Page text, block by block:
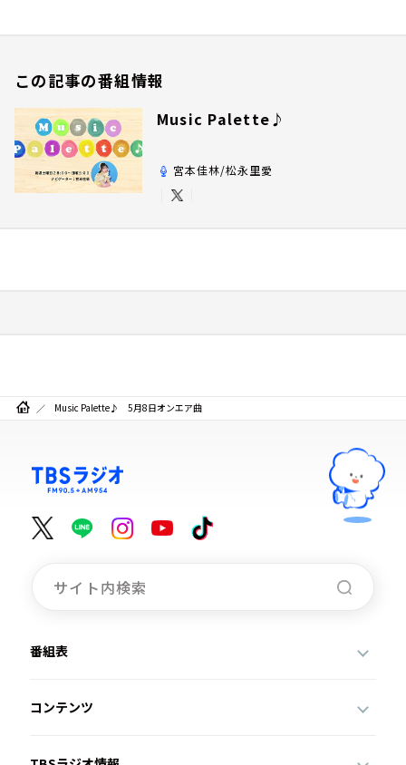
この記事の番組情報
Music Palette♪
宮本佳林/松永里愛
Music Palette♪ 5月8日オンエア曲
番組表
コンテンツ